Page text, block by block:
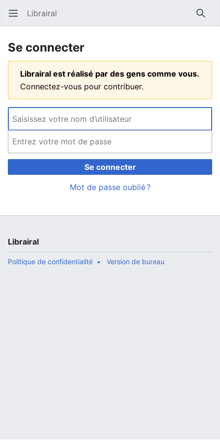
Ouvrir le menu principal Librairal
Se connecter
Librairal est réalisé par des gens comme vous.
Connectez-vous pour contribuer.
Se connecter
Mot de passe oublié ?
Librairal
Politique de confidentialité Version de bureau